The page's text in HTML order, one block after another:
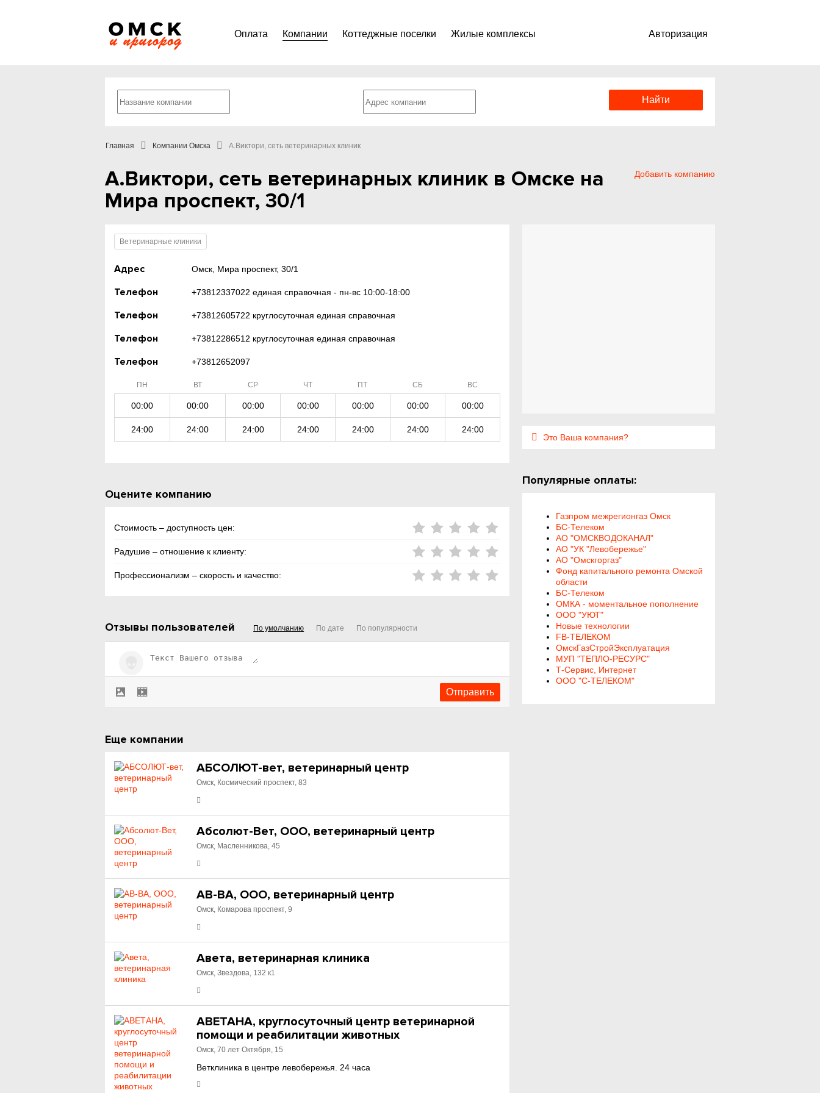
Оплата Компании Коттеджные поселки Жилые комплексы Авторизация
Главная Компании Омска А.Виктори, сеть ветеринарных клиник
Добавить компанию
А.Виктори, сеть ветеринарных клиник в Омске на
Мира проспект, 30/1
Ветеринарные клиники
Адрес Омск, Мира проспект, 30/1
Телефон +73812337022 единая справочная - пн-вс 10:00-18:00
Телефон +73812605722 круглосуточная единая справочная
Телефон +73812286512 круглосуточная единая справочная
Телефон +73812652097
ПН ВТ СР ЧТ ПТ СБ ВС
00:00 00:00 00:00 00:00 00:00 00:00 00:00
24:00 24:00 24:00 24:00 24:00 24:00 24:00
Оцените компанию
Стоимость – доступность цен:
Радушие – отношение к клиенту:
Профессионализм – скорость и качество:
Отзывы пользователей По умолчанию По дате По популярности
Еще компании
АБСОЛЮТ-вет, ветеринарный центр
Омск, Космический проспект, 83
Абсолют-Вет, ООО, ветеринарный центр
Омск, Масленникова, 45
АВ-ВА, ООО, ветеринарный центр
Омск, Комарова проспект, 9
Авета, ветеринарная клиника
Омск, Звездова, 132 к1
АВЕТАНА, круглосуточный центр ветеринарной
помощи и реабилитации животных
Омск, 70 лет Октября, 15
Ветклиника в центре левобережья. 24 часа
Это Ваша компания?
Популярные оплаты:
Газпром межрегионгаз Омск
БС-Телеком
АО "ОМСКВОДОКАНАЛ"
АО "УК "Левобережье"
АО "Омскгоргаз"
Фонд капитального ремонта Омской
области
БС-Телеком
ОМКА - моментальное пополнение
ООО "УЮТ"
Новые технологии
FB-ТЕЛЕКОМ
ОмскГазСтройЭксплуатация
МУП "ТЕПЛО-РЕСУРС"
Т-Сервис, Интернет
ООО "С-ТЕЛЕКОМ"